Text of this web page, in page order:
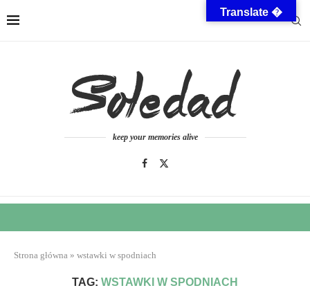
keep your memories alive
Strona główna » wstawki w spodniach
TAG: WSTAWKI W SPODNIACH
Translate �